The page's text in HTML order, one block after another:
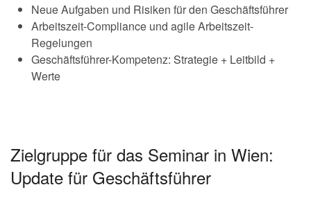
Neue Aufgaben und Risiken für den Geschäftsführer
Arbeitszeit-Compliance und agile Arbeitszeit-
Regelungen
Geschäftsführer-Kompetenz: Strategie + Leitbild +
Werte
Zielgruppe für das Seminar in Wien:
Update für Geschäftsführer